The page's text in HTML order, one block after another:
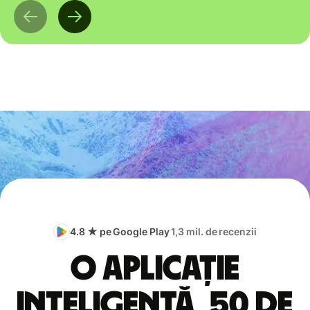
4.8 ★ pe Google Play1,3 mil. de recenzii
O aplicație